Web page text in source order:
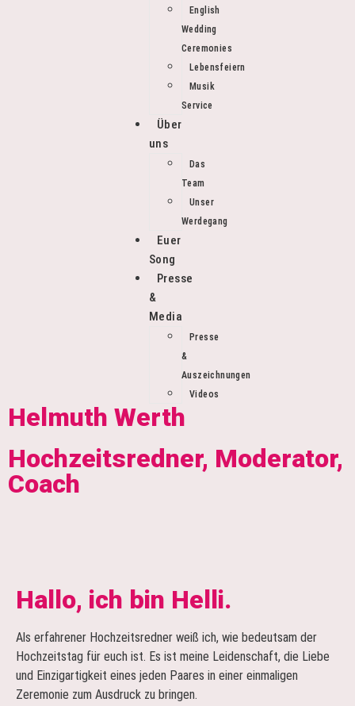
English
Wedding
Ceremonies
Lebensfeiern
Musik
Service
Über
uns
Das
Team
Unser
Werdegang
Euer
Song
Presse
&
Media
Presse
&
Auszeichnungen
Videos
Helmuth Werth
Helmuth Werth
Hochzeitsredner, Moderator,
Coach
Hallo, ich bin Helli.
Als erfahrener Hochzeitsredner weiß ich, wie bedeutsam der
Hochzeitstag für euch ist. Es ist meine Leidenschaft, die Liebe
und Einzigartigkeit eines jeden Paares in einer einmaligen
Zeremonie zum Ausdruck zu bringen.